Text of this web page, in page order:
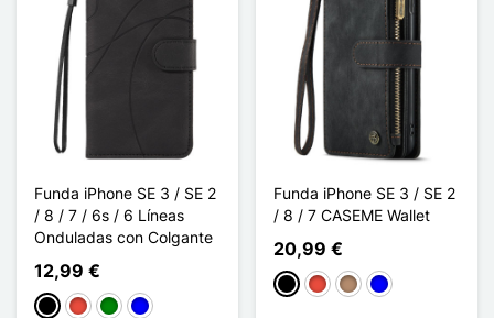
Funda iPhone SE 3 / SE 2
/ 8 / 7 / 6s / 6 Líneas
Onduladas con Colgante
12,99 €
NegroRojoVerdeAzul
Funda iPhone SE 3 / SE 2
/ 8 / 7 CASEME Wallet
20,99 €
NegroRojoTopoAzul